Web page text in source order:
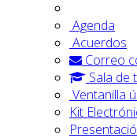
Agenda
Acuerdos
Correo
Sala de
Ventanilla
Kit